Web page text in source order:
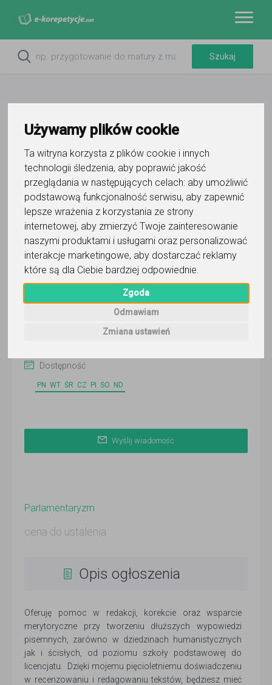
Używamy plików cookie
Ta witryna korzysta z plików cookie i innych
technologii śledzenia, aby poprawić jakość
przeglądania w następujących celach: aby umożliwić
podstawową funkcjonalność serwisu, aby zapewnić
lepsze wrażenia z korzystania ze strony
internetowej, aby zmierzyć Twoje zainteresowanie
naszymi produktami i usługami oraz personalizować
interakcje marketingowe, aby dostarczać reklamy
które są dla Ciebie bardziej odpowiednie.
Zgoda
Odmawiam
Zmiana ustawień
Do ulubionych
Oznacz wystąpienie kontaktu
Justyna
Wyślij wiadomość
Ostatnia aktywność:
ponad 3 miesiące temu
Korepetytor prowadzi zajęcia online
Dostępność
PN WT ŚR CZ PI SO ND
Wyślij wiadomość
Parlamentaryzm
cena do ustalenia
Opis ogłoszenia
Oferuję pomoc w redakcji, korekcie oraz wsparcie
merytoryczne przy tworzeniu dłuższych wypowiedzi
pisemnych, zarówno w dziedzinach humanistycznych
jak i ścisłych, od poziomu szkoły podstawowej do
licencjatu. Dzięki mojemu pięcioletniemu doświadczeniu
w recenzowaniu i redagowaniu tekstów, będziesz mieć